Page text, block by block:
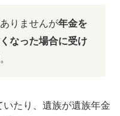
りませんが年金を
なった場合に受け
たり、遺族が遺族年金